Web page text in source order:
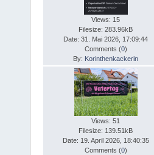
Views: 15
Filesize: 283.96kB
Date: 31. Mai 2026, 17:09:44
Comments (0)
By: Korinthenkackerin
Views: 51
Filesize: 139.51kB
Date: 19. April 2026, 18:40:35
Comments (0)